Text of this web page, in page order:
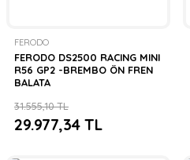
FERODO
FERODO DS2500 RACING MINI
R56 GP2 -BREMBO ÖN FREN
BALATA
29.977,34 TL
31.555,10 TL